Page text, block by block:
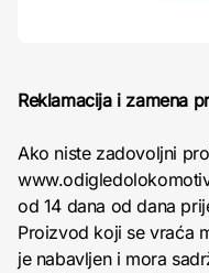
Reklamacija i zamena
Ako niste zadovoljni
od 14 dana od dana
Proizvod koji se vraća
je nabavljen i mora